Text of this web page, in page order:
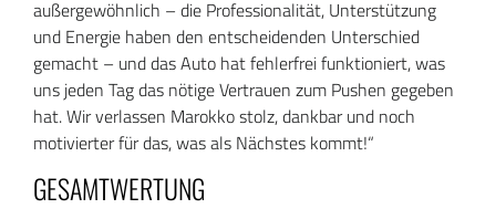
außergewöhnlich – die Professionalität, Unterstützung
und Energie haben den entscheidenden Unterschied
gemacht – und das Auto hat fehlerfrei funktioniert, was
uns jeden Tag das nötige Vertrauen zum Pushen gegeben
hat. Wir verlassen Marokko stolz, dankbar und noch
motivierter für das, was als Nächstes kommt!“
GESAMTWERTUNG